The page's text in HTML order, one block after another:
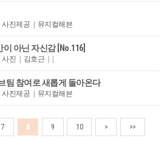
진제공 | 뮤지컬해븐
이 아닌 자신감 [No.116]
진 | 김호근 | |
팀 참여로 새롭게 돌아온다
진제공 | 뮤지컬해븐
7 8 9 10 > >>